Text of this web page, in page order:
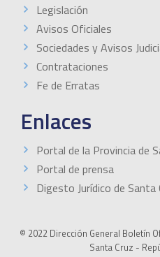
Legislación
Avisos Oficiales
Sociedades y Avisos
Contrataciones
Fe de Erratas
Enlaces
Portal de la Provincia de
Portal de prensa
Digesto Jurídico de Santa
© 2022 Dirección General Boletín
Santa Cruz -